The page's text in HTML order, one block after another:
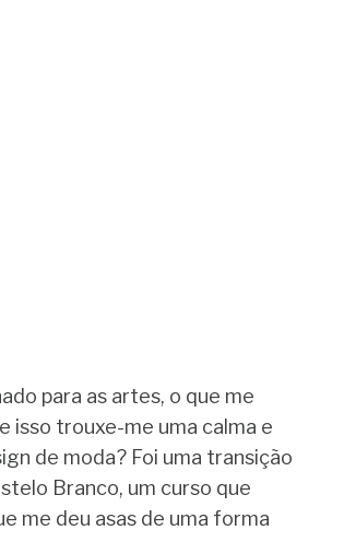
para as artes, o que me
isso trouxe-me uma calma e
de moda? Foi uma transição
Branco, um curso que
me deu asas de uma forma